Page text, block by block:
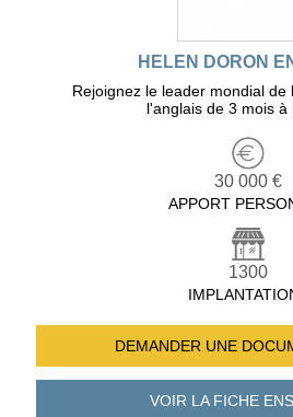
HELEN DORON
Rejoignez le leader mondial de
l'anglais de 3 mois à
30 000 €
APPORT
1300
DEMANDER UNE
VOIR LA FICHE